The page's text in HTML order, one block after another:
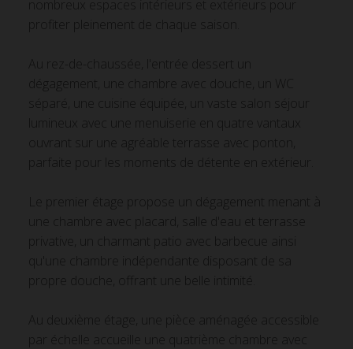
nombreux espaces intérieurs et extérieurs pour
profiter pleinement de chaque saison.
Au rez-de-chaussée, l'entrée dessert un
dégagement, une chambre avec douche, un WC
séparé, une cuisine équipée, un vaste salon séjour
lumineux avec une menuiserie en quatre vantaux
ouvrant sur une agréable terrasse avec ponton,
parfaite pour les moments de détente en extérieur.
Le premier étage propose un dégagement menant à
une chambre avec placard, salle d'eau et terrasse
privative, un charmant patio avec barbecue ainsi
qu'une chambre indépendante disposant de sa
propre douche, offrant une belle intimité.
Au deuxième étage, une pièce aménagée accessible
par échelle accueille une quatrième chambre avec